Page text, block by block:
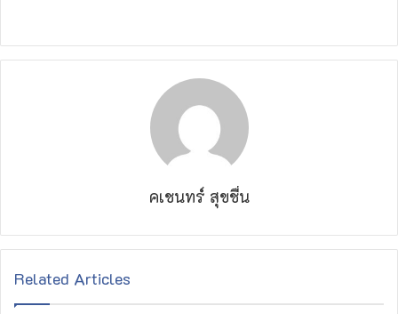
คเชนทร์ สุขชื่น
Related Articles